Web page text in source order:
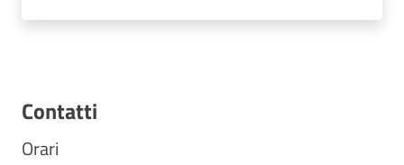
Contatti
Orari